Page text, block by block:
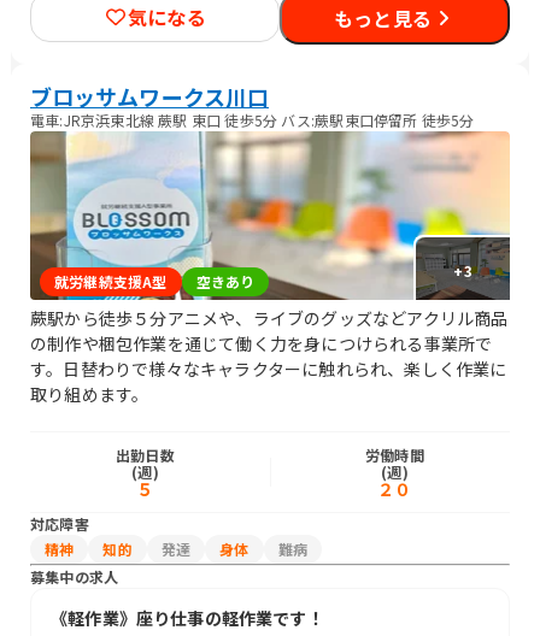
気になる もっと見る
ブロッサムワークス川口
電車:JR京浜東北線 蕨駅 東口 徒歩5分 バス:蕨駅東口停留所 徒歩5分
+3
就労継続支援A型 空きあり
蕨駅から徒歩５分アニメや、ライブのグッズなどアクリル商品
の制作や梱包作業を通じて働く力を身につけられる事業所で
す。日替わりで様々なキャラクターに触れられ、楽しく作業に
取り組めます。
出勤日数
(週)
５
労働時間
(週)
２０
対応障害
精神
知的 発達 身体
難病
募集中の求人
《軽作業》座り仕事の軽作業です！